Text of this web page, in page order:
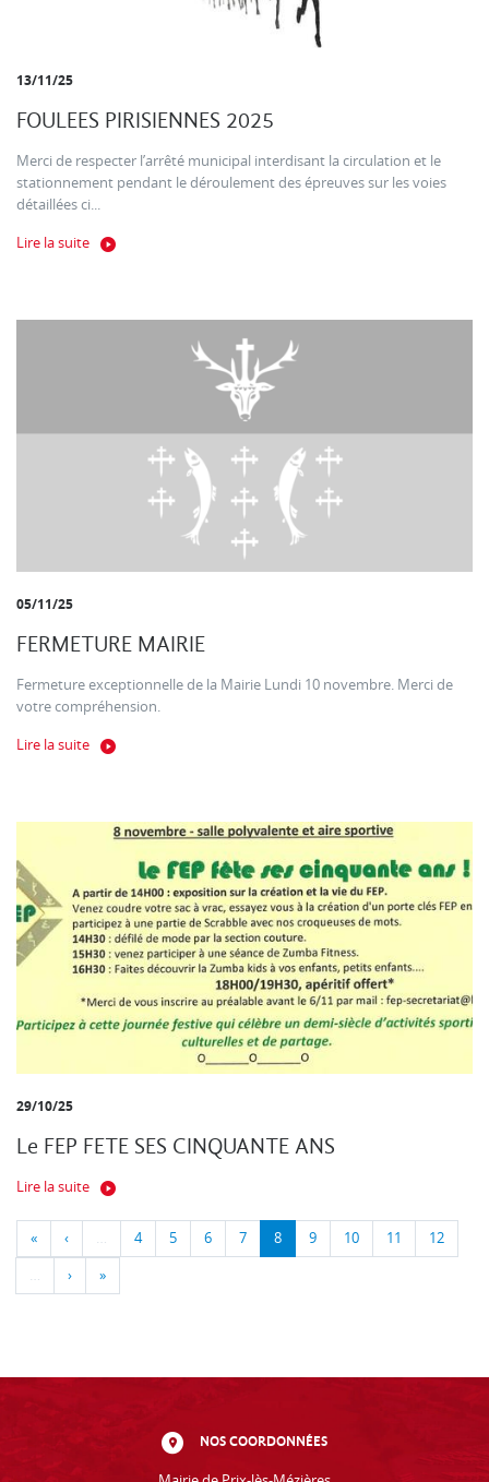
13/11/25
FOULEES PIRISIENNES 2025
Merci de respecter l’arrêté municipal interdisant la circulation et le
stationnement pendant le déroulement des épreuves sur les voies
détaillées ci...
Lire la suite
05/11/25
FERMETURE MAIRIE
Fermeture exceptionnelle de la Mairie Lundi 10 novembre. Merci de
votre compréhension.
Lire la suite
29/10/25
Le FEP FETE SES CINQUANTE ANS
Lire la suite
« ‹ … 4 5 6 7 8 9 10 11 12
… › »
NOS COORDONNÉES